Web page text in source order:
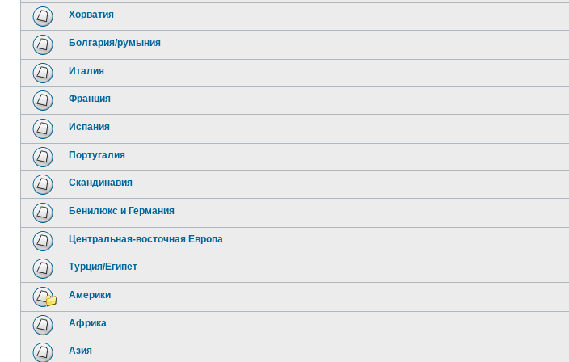
Хорватия
Болгария/румыния
Италия
Франция
Испания
Португалия
Скандинавия
Бенилюкс и Германия
Центральная-восточная Европа
Турция/Египет
Америки
Африка
Азия